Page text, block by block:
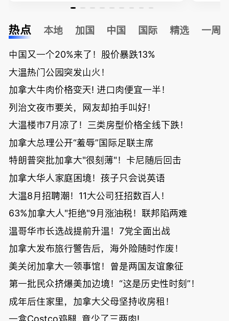
热点 本地 加国 中国 国际 精选 一周
中国又一个20%来了！股价暴跌13%
大温热门公园突发山火！
加拿大牛肉价格变天! 进口肉便宜一半！
列治文夜市要关，网友却拍手叫好！
大温楼市7月凉了！三类房型价格全线下跌！
加拿大总理公开“羞辱”国际足联主席
特朗普突批加拿大"很刻薄"！卡尼随后回击
加拿大华人家庭困境！孩子只会说英语
大温8月招聘潮！11大公司狂招数百人！
63%加拿大人"拒绝"9月涨油税！联邦陷两难
温哥华市长选战提前升温！7党全面出战
加拿大发布旅行警告后，海外险随时作废！
美关闭加拿大一领事馆！曾是两国友谊象征
第一批民众挤爆美加边境！“这是历史性时刻”！
成年后住家里，加拿大父母坚持收房租！